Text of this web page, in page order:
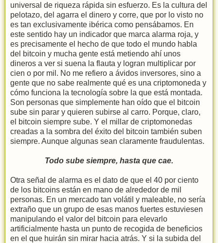
universal de riqueza rápida sin esfuerzo. Es la cultura del
pelotazo, del agarra el dinero y corre, que por lo visto no
es tan exclusivamente ibérica como pensábamos. En
este sentido hay un indicador que marca alarma roja, y
es precisamente el hecho de que todo el mundo habla
del bitcoin y mucha gente está metiendo ahí unos
dineros a ver si suena la flauta y logran multiplicar por
cien o por mil. No me refiero a ávidos inversores, sino a
gente que no sabe realmente qué es una criptomoneda y
cómo funciona la tecnología sobre la que está montada.
Son personas que simplemente han oído que el bitcoin
sube sin parar y quieren subirse al carro. Porque, claro,
el bitcoin siempre sube. Y el millar de criptomonedas
creadas a la sombra del éxito del bitcoin también suben
siempre. Aunque algunas sean claramente fraudulentas.
Todo sube siempre, hasta que cae.
Otra señal de alarma es el dato de que el 40 por ciento
de los bitcoins están en mano de alrededor de mil
personas. En un mercado tan volátil y maleable, no sería
extraño que un grupo de esas manos fuertes estuviesen
manipulando el valor del bitcoin para elevarlo
artificialmente hasta un punto de recogida de beneficios
en el que huirán sin mirar hacia atrás. Y si la subida del